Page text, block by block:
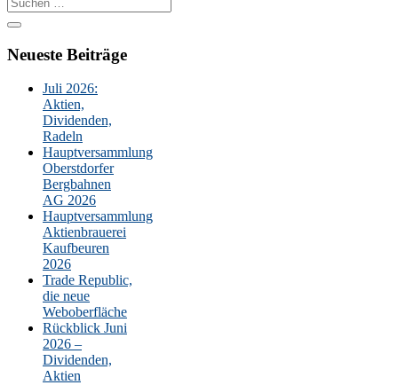
nach:
Neueste Beiträge
Juli 2026:
Aktien,
Dividenden,
Radeln
Hauptversammlung
Oberstdorfer
Bergbahnen
AG 2026
Hauptversammlung
Aktienbrauerei
Kaufbeuren
2026
Trade Republic,
die neue
Weboberfläche
Rückblick Juni
2026 –
Dividenden,
Aktien